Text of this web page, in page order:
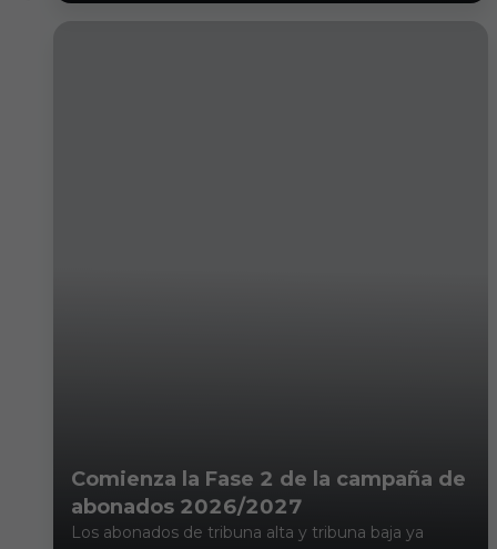
Comienza la Fase 2 de la campaña de
abonados 2026/2027
Los abonados de tribuna alta y tribuna baja ya